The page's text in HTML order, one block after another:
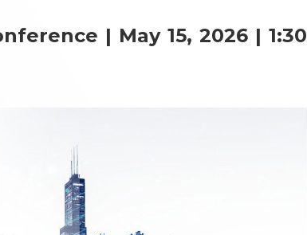
| May 15, 2026 | 1:30